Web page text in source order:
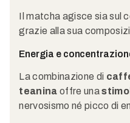
Il matcha agisce sia sul
grazie alla sua
Energia e
La combinazione di
teanina offre una
nervosismo né picco di